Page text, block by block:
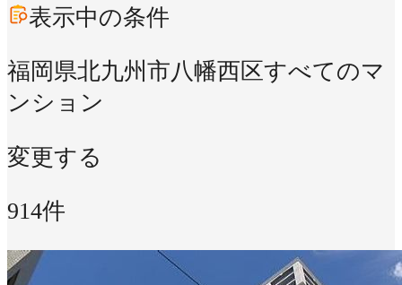
表示中の条件
福岡県北九州市八幡西区すべてのマ
ンション
変更する
914件